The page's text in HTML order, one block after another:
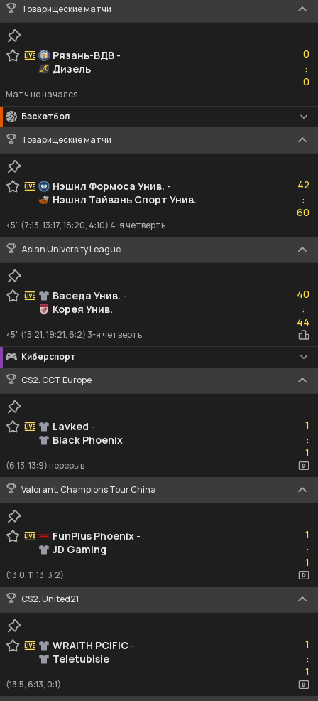
Товарищеские матчи
Рязань-ВДВ -
Дизель
0
:0
0
Матч не начался
Баскетбол
Товарищеские матчи
Нэшнл Формоса Унив. -
Нэшнл Тайвань Спорт Унив.
42
:60
60
<5" (7:13, 13:17, 18:20, 4:10) 4-я четверть
Asian University League
Васеда Унив. -
Корея Унив.
40
:44
44
<5" (15:21, 19:21, 6:2) 3-я четверть
Киберспорт
CS2. CCT Europe
Lavked -
Black Phoenix
1
:1
1
(6:13, 13:9) перерыв
Valorant. Champions Tour China
FunPlus Phoenix -
JD Gaming
1
:1
1
(13:0, 11:13, 3:2)
CS2. United21
WRAITH PCIFIC -
Teletubisie
1
:1
1
(13:5, 6:13, 0:1)